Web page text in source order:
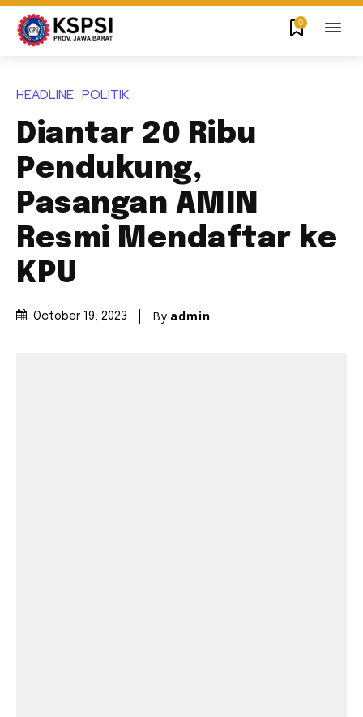
0
HEADLINE POLITIK
Diantar 20 Ribu
Pendukung,
Pasangan AMIN
Resmi Mendaftar ke
KPU
October 19, 2023 By admin